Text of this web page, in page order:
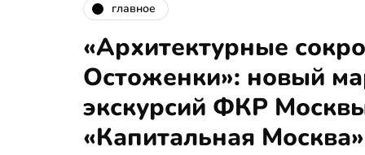
главное
«Архитектурные
Остоженки»: новый
экскурсий ФКР
«Капитальная Москва»